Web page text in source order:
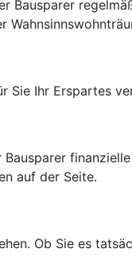
Sie Ihr Erspartes
auf der Seite.
Ob Sie es